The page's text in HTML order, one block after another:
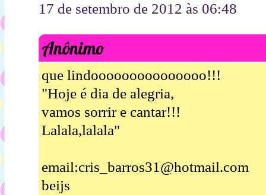
17 de setembro de 2012 às 06:48
Anônimo
que lindooooooooooooooo!!!
"Hoje é dia de alegria,
vamos sorrir e cantar!!!
Lalala,lalala"
email:cris_barros31@hotmail.com
beijs